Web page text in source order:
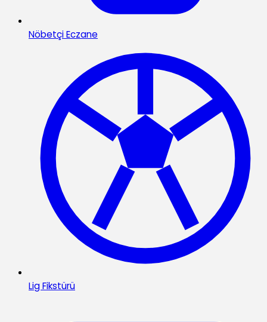
Nöbetçi Eczane
Lig Fikstürü